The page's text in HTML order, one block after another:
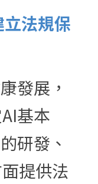
法規保
發展，
基本
研發、
提供法